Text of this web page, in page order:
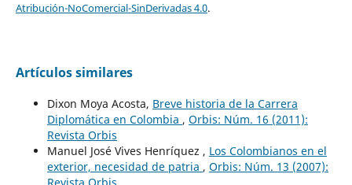
Atribución-NoComercial-SinDerivadas 4.0.
Artículos similares
Dixon Moya Acosta, Breve historia de la Carrera
Diplomática en Colombia , Orbis: Núm. 16 (2011):
Revista Orbis
Manuel José Vives Henríquez , Los Colombianos en el
exterior, necesidad de patria , Orbis: Núm. 13 (2007):